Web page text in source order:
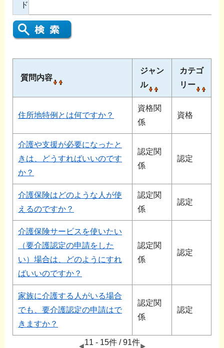
ド
質問内容
ジャン
ル
カテゴ
リー
住所地特例とは何ですか？
資格関
係
資格
介護や支援が必要になったと
きは、どうすればいいのです
か？
認定関
係
認定
介護保険はどのような人が使
えるのですか？
認定関
係
認定
介護保険サービスを使いたい
（要介護認定の申請をした
い）場合は、どのようにすれ
ばいいのですか？
認定関
係
認定
家族に介護する人がいる場合
でも、要介護認定の申請はで
きますか？
認定関
係
認定
11 - 15件 / 91件